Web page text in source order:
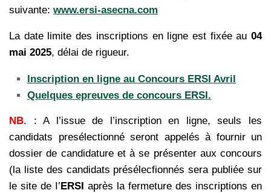
suivante: www.ersi-asecna.com
La date limite des inscriptions en ligne est fixée au 04
mai 2025, délai de rigueur.
Inscription en ligne au Concours ERSI Avril
Quelques epreuves de concours ERSI.
NB. : A l’issue de l’inscription en ligne, seuls les
candidats presélectionné seront appelés à fournir un
dossier de candidature et à se présenter aux concours
(la liste des candidats présélecfionnés sera publiée sur
le site de I’ ERSI après la fermeture des inscriptions en